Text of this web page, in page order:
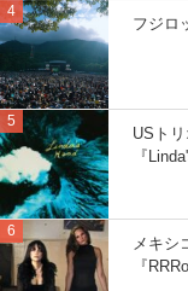
フジロ
USト
『
メキシ
『